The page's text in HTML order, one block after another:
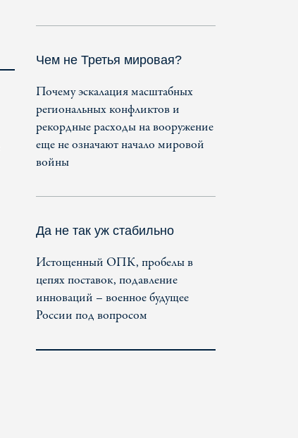
Чем не Третья мировая?
Почему эскалация масштабных
региональных конфликтов и
рекордные расходы на вооружение
еще не означают начало мировой
войны
Да не так уж стабильно
Истощенный ОПК, пробелы в
цепях поставок, подавление
инноваций – военное будущее
России под вопросом